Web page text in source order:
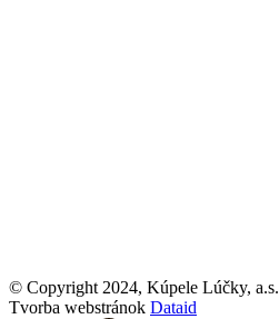
© Copyright 2024, Kúpele Lúčky, a.s.
Tvorba webstránok Dataid